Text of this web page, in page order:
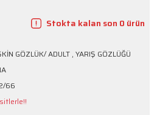
Stokta kalan son 0 ürün
GÖZLÜK/ ADULT ,YARIŞ GÖZLÜĞÜ
66